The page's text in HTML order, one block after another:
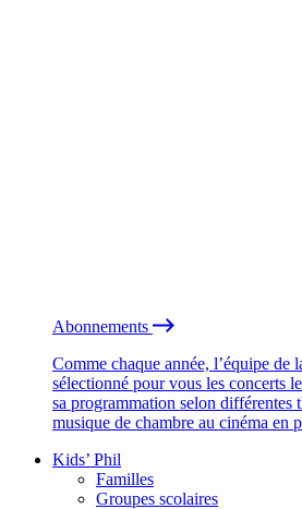
Abonnements
Comme chaque année, l’équipe de
sélectionné pour vous les concerts
sa programmation selon différentes
musique de chambre au cinéma en
Kids’ Phil
Familles
Groupes scolaires